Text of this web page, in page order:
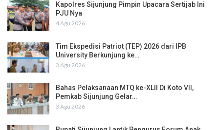
Kapolres Sijunjung Pimpin Upacara Sertijab Ini
PJU Nya
4 Agu 2026
Tim Ekspedisi Patriot (TEP) 2026 dari IPB
University Berkunjung ke…
3 Agu 2026
Bahas Pelaksanaan MTQ ke-XLII Di Koto VII,
Pemkab Sijunjung Gelar…
3 Agu 2026